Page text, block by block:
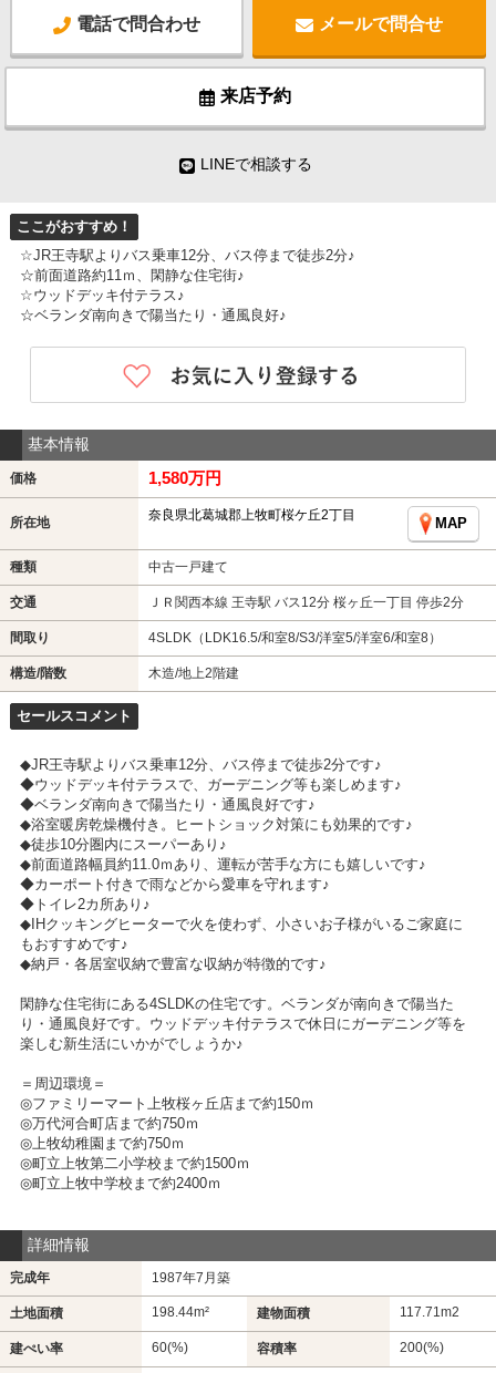
電話で問合わせ メールで問合せ
来店予約
LINEで相談する
ここがおすすめ！
☆JR王寺駅よりバス乗車12分、バス停まで徒歩2分♪
☆前面道路約11ｍ、閑静な住宅街♪
☆ウッドデッキ付テラス♪
☆ベランダ南向きで陽当たり・通風良好♪
基本情報
価格 1,580万円
所在地 奈良県北葛城郡上牧町桜ケ丘2丁目
MAP
種類 中古一戸建て
交通 ＪＲ関西本線 王寺駅 バス12分 桜ヶ丘一丁目 停歩2分
間取り 4SLDK（LDK16.5/和室8/S3/洋室5/洋室6/和室8）
構造/階数 木造/地上2階建
セールスコメント
◆JR王寺駅よりバス乗車12分、バス停まで徒歩2分です♪
◆ウッドデッキ付テラスで、ガーデニング等も楽しめます♪
◆ベランダ南向きで陽当たり・通風良好です♪
◆浴室暖房乾燥機付き。ヒートショック対策にも効果的です♪
◆徒歩10分圏内にスーパーあり♪
◆前面道路幅員約11.0ｍあり、運転が苦手な方にも嬉しいです♪
◆カーポート付きで雨などから愛車を守れます♪
◆トイレ2カ所あり♪
◆IHクッキングヒーターで火を使わず、小さいお子様がいるご家庭に
もおすすめです♪
◆納戸・各居室収納で豊富な収納が特徴的です♪
閑静な住宅街にある4SLDKの住宅です。ベランダが南向きで陽当た
り・通風良好です。ウッドデッキ付テラスで休日にガーデニング等を
楽しむ新生活にいかがでしょうか♪
＝周辺環境＝
◎ファミリーマート上牧桜ヶ丘店まで約150ｍ
◎万代河合町店まで約750ｍ
◎上牧幼稚園まで約750ｍ
◎町立上牧第二小学校まで約1500ｍ
◎町立上牧中学校まで約2400ｍ
詳細情報
完成年 1987年7月築
土地面積 198.44m² 建物面積 117.71m2
建ぺい率 60(%) 容積率 200(%)